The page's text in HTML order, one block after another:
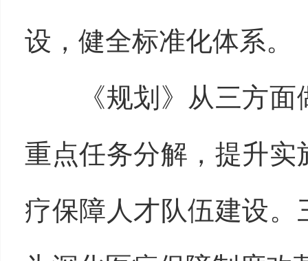
设，健全标准化体系。
《规划》从三方面
重点任务分解，提升
疗保障人才队伍建设